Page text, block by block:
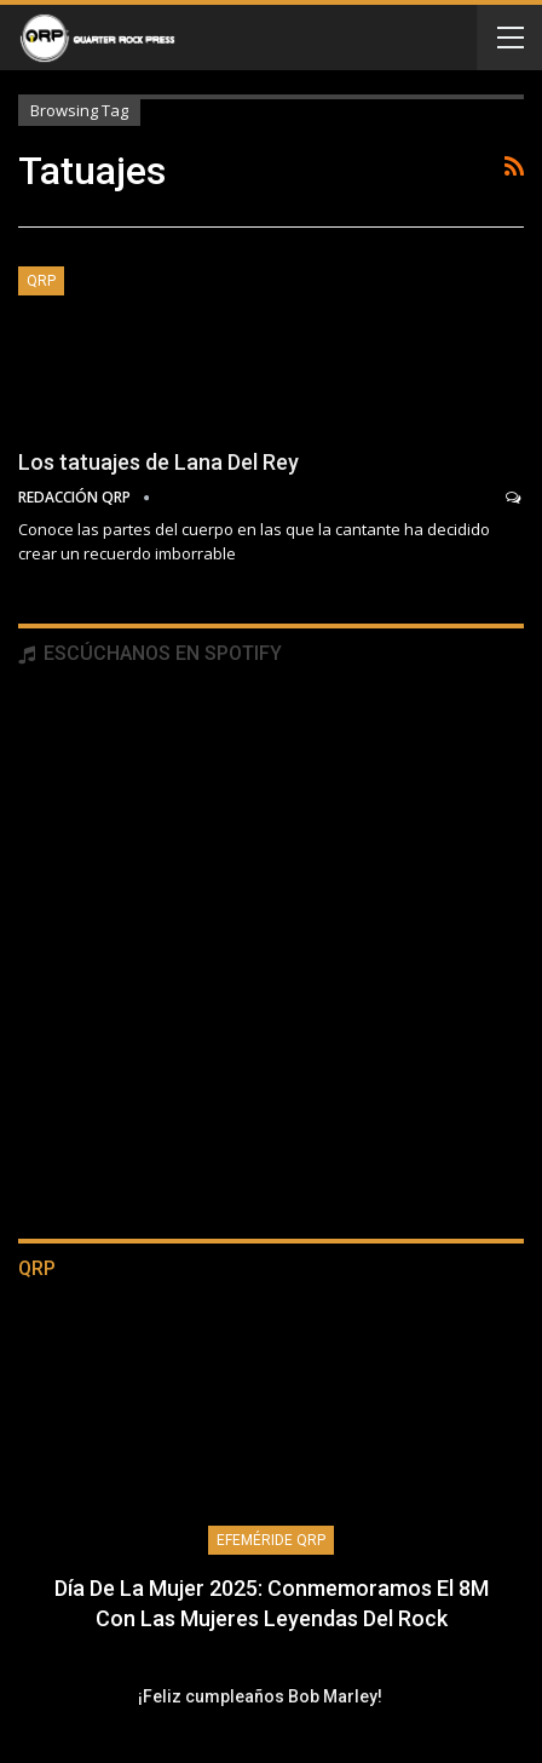
Browsing Tag
Tatuajes
QRP
Los tatuajes de Lana Del Rey
REDACCIÓN QRP
Conoce las partes del cuerpo en las que la cantante ha decidido
crear un recuerdo imborrable
ESCÚCHANOS EN SPOTIFY
QRP
EFEMÉRIDE QRP
Día De La Mujer 2025: Conmemoramos El 8M
Con Las Mujeres Leyendas Del Rock
¡Feliz cumpleaños Bob Marley!